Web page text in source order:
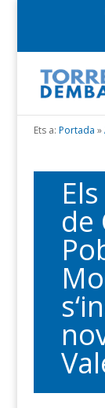
Ets a: Portada »
de